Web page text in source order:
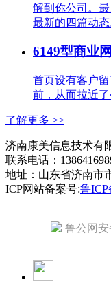
解到你公司。
最新的四篇动态
6149型商业
首页设有客户
前，从而拉近了
了解更多 >>
济南康美信息技术有
联系电话：
地址：山东省济南市
ICP网站备案号:鲁ICP
鲁公网安